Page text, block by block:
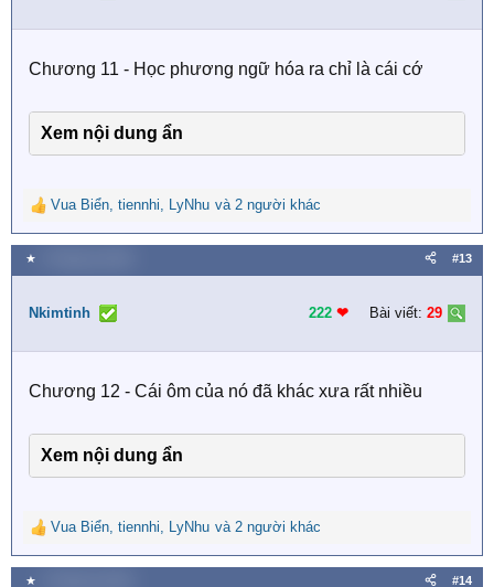
n
:Chương 11 - Học phương ngữ hóa ra chỉ là cái cớ
Xem nội dung ẩn
R
e
a
c
i
n
:
Vua Biển, tiennhi, LyNhu và 2 người khác
★ #13
Nkimtinh 222 ❤︎ Bài viết: 29
Chương 12 - Cái ôm của nó đã khác xưa rất nhiều
Xem nội dung ẩn
R
e
a
Vua Biển, tiennhi, LyNhu và 2 người khác
★ #14